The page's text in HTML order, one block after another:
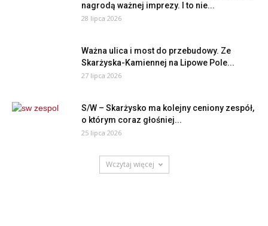
nagrodą ważnej imprezy. I to nie...
28 lipca 2026
Ważna ulica i most do przebudowy. Ze
Skarżyska-Kamiennej na Lipowe Pole...
27 lipca 2026
S/W – Skarżysko ma kolejny ceniony zespół,
o którym coraz głośniej...
25 lipca 2026
Wczytaj więcej